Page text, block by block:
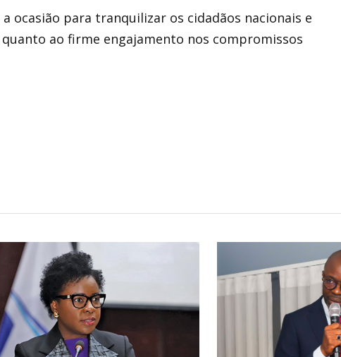
ocasião para tranquilizar os cidadãos nacionais e
ao firme engajamento nos compromissos